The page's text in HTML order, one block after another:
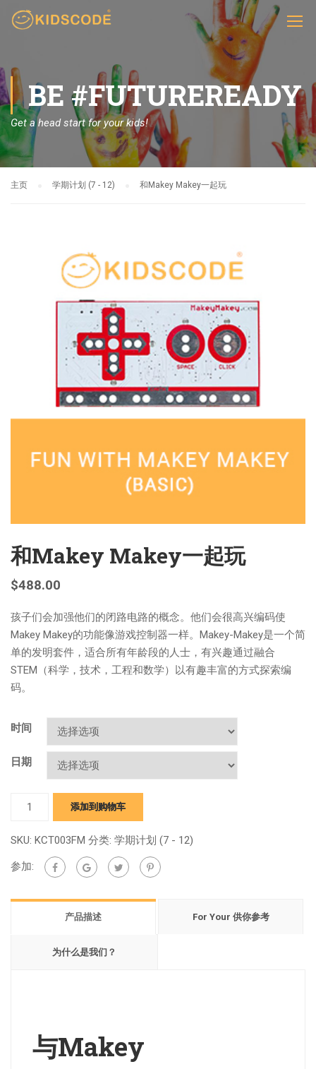
BE #FUTUREREADY
Get a head start for your kids!
主页 学期计划 (7 - 12) 和Makey Makey一起玩
和Makey Makey一起玩
$488.00
孩子们会加强他们的闭路电路的概念。他们会很高兴编码使
Makey Makey的功能像游戏控制器一样。Makey-Makey是一个简
单的发明套件，适合所有年龄段的人士，有兴趣通过融合
STEM（科学，技术，工程和数学）以有趣丰富的方式探索编
码。
时间
日期
Makey
起
添加到购物车
SKU: KCT003FM 分类: 学期计划 (7 - 12)
参加:
产品描述 For Your 供你参考
为什么是我们？
与Makey